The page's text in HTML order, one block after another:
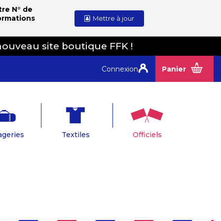
N° de
Mettre à jour
site boutique FFK !
Panier
Connexion
Textiles Officiels